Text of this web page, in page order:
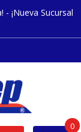
¡Nueva Sucursal
0